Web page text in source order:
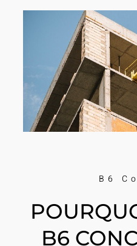
B6
B6